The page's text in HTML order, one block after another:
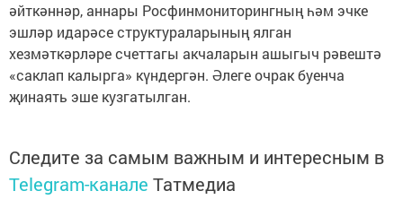
әйткәннәр, аннары Росфинмониторингның һәм эчке
эшләр идарәсе структураларының ялган
хезмәткәрләре счеттагы акчаларын ашыгыч рәвештә
«саклап калырга» күндергән. Әлеге очрак буенча
җинаять эше кузгатылган.
Следите за самым важным и интересным в
Telegram-канале Татмедиа